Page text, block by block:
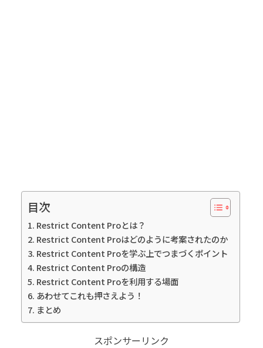
目次
Restrict Content Proとは？
Restrict Content Proはどのように考案されたのか
Restrict Content Proを学ぶ上でつまづくポイント
Restrict Content Proの構造
Restrict Content Proを利用する場面
あわせてこれも押さえよう！
まとめ
スポンサーリンク